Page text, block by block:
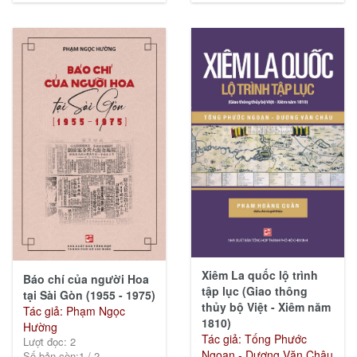
Báo chí của người Hoa
tại Sài Gòn (1955 - 1975)
Tác giả: Phạm Ngọc
Hường
Lượt đọc: 2
Xiêm La quốc lộ trình
tập lục (Giao thông
thủy bộ Việt - Xiêm năm
1810)
Tác giả: Tống Phước